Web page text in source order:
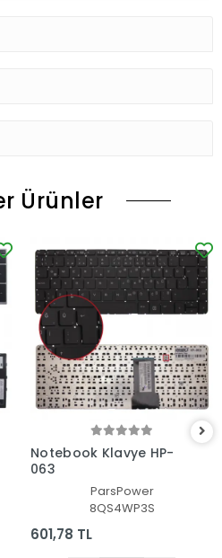
Ürünler
Notebook Klavye HP-
063
ParsPower
8QS4WP3S
601,78 TL